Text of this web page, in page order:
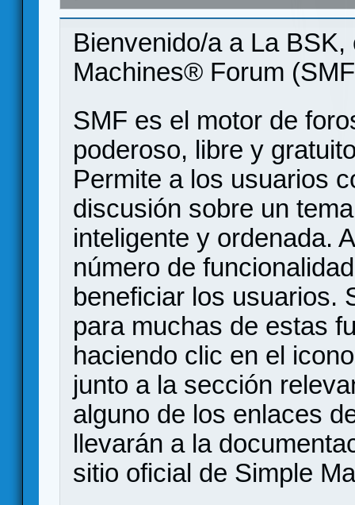
Bienvenido/a a La
Machines® Forum
SMF es el motor de
poderoso, libre y
Permite a los usuarios
discusión sobre un
inteligente y ordenada.
número de
beneficiar los usuarios.
para muchas de estas
haciendo clic en el
junto a la sección
alguno de los enlaces
llevarán a la
sitio oficial de Simple